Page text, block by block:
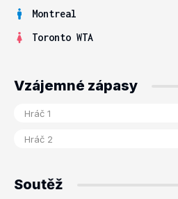
Montreal
Toronto WTA
Vzájemné zápasy
Soutěž